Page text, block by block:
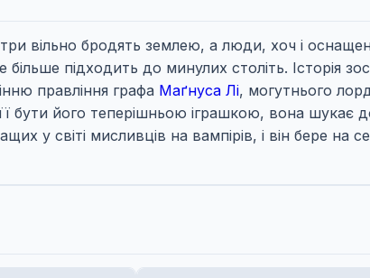
вільно бродять землею, а люди, хоч і
підходить до минулих століть. Історія
правління графа Маґнуса Лі, могутнього
бути його теперішньою іграшкою, вона шукає
у світі мисливців на вампірів, і він бере на